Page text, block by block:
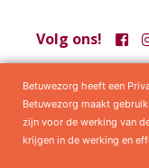
Volg ons!
Samenwerkingen
Betuwezorg heeft een
Betuwezorg maakt
zijn voor de werking van
krijgen in de werking en